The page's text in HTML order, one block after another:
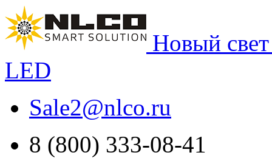
Новый
LED
Sale2@nlco.ru
8 (800) 333-08-41